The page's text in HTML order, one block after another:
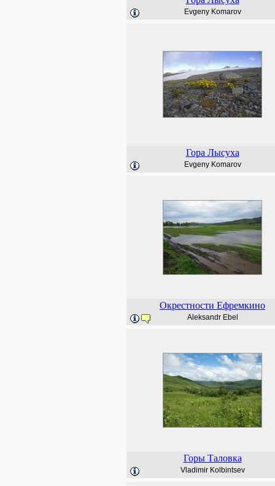
Evgeny Komarov
Гора Лысуха
Evgeny Komarov
Окрестности Ефремкино
Aleksandr Ebel
Горы Таловка
Vladimir Kolbintsev